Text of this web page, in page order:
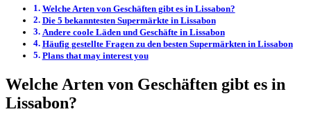
Welche Arten von Geschäften gibt es in Lissabon?
Die 5 bekanntesten Supermärkte in Lissabon
Andere coole Läden und Geschäfte in Lissabon
Häufig gestellte Fragen zu den besten Supermärkten in Lissabon
Plans that may interest you
Welche Arten von Geschäften gibt es in
Lissabon?